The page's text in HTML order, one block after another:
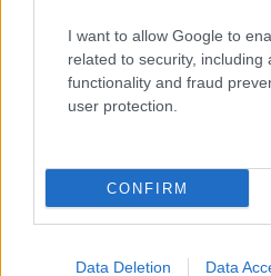
I want to allow Google to
related to security, including
functionality and fraud
user protection.
CONFIRM
Data Deletion Data
létesítmények tökéletesen
Ugyanakkor Alonso is
Mint fogalmazott, még ha
sikerhez, a csapatnak
összeszokjon az új